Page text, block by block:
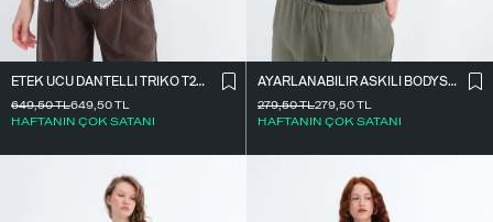
ETEK UCU DANTELLI TRIKO T261025
649,50TL
HAFTANIN ÇOK SATANI
649,50TL
AYARLANABILIR ASKILI BODYSUIT Z2011
279,50TL
HAFTANIN ÇOK SATANI
279,50TL